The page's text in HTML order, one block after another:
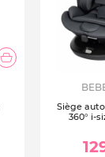
Siège
360° i-